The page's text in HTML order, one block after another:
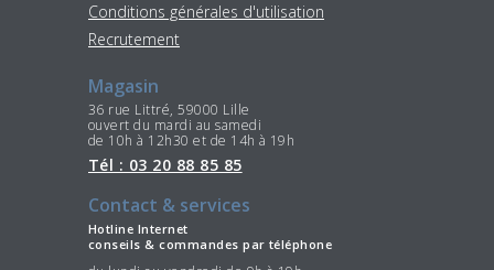
Conditions générales d'utilisation
Recrutement
Magasin
36 rue Littré, 59000 Lille
ouvert du mardi au samedi
de 10h à 12h30 et de 14h à 19h
Tél : 03 20 88 85 85
Contact & services
Hotline Internet
conseils & commandes par téléphone